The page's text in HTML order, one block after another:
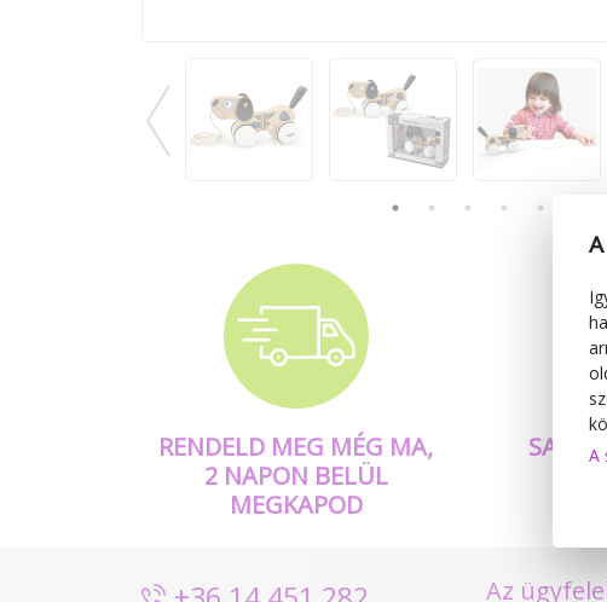
RENDELD MEG MÉG MA,
2 NAPON BELÜL
MEGKAPOD
SAJÁT
Az
A